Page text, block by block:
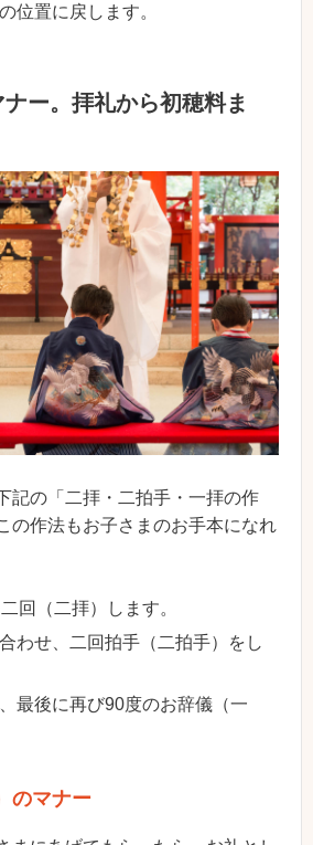
位置に戻します。
ー。拝礼から初穂料ま
記の「二拝・二拍手・一拝の作
の作法もお子さまのお手本になれ
回（二拝）します。
わせ、二回拍手（二拍手）をし
最後に再び90度のお辞儀（一
のマナー